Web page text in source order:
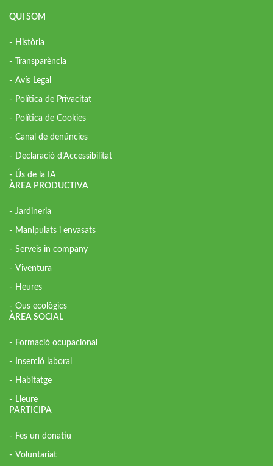
QUI SOM
Història
Transparència
Avís Legal
Política de Privacitat
Política de Cookies
Canal de denúncies
Declaració d’Accessibilitat
Ús de la IA
ÀREA PRODUCTIVA
Jardineria
Manipulats i envasats
Serveis in company
Viventura
Heures
Ous ecològics
ÀREA SOCIAL
Formació ocupacional
Inserció laboral
Habitatge
Lleure
PARTICIPA
Fes un donatiu
Voluntariat